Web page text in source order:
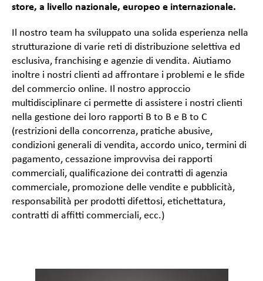
store, a livello nazionale, europeo e internazionale.
Il nostro team ha sviluppato una solida esperienza nella
strutturazione di varie reti di distribuzione selettiva ed
esclusiva, franchising e agenzie di vendita. Aiutiamo
inoltre i nostri clienti ad affrontare i problemi e le sfide
del commercio online. Il nostro approccio
multidisciplinare ci permette di assistere i nostri clienti
nella gestione dei loro rapporti B to B e B to C
(restrizioni della concorrenza, pratiche abusive,
condizioni generali di vendita, accordo unico, termini di
pagamento, cessazione improvvisa dei rapporti
commerciali, qualificazione dei contratti di agenzia
commerciale, promozione delle vendite e pubblicità,
responsabilità per prodotti difettosi, etichettatura,
contratti di affitti commerciali, ecc.)